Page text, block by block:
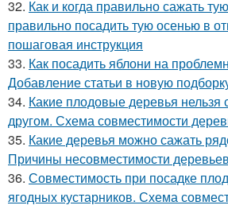
32. Как и когда правильно сажать
правильно посадить тую осенью в
пошаговая инструкция
33. Как посадить яблони на
Добавление статьи в новую
34. Какие плодовые деревья нельзя
другом. Схема совместимости
35. Какие деревья можно сажать
Причины несовместимости деревьев
36. Совместимость при посадке
ягодных кустарников. Схема